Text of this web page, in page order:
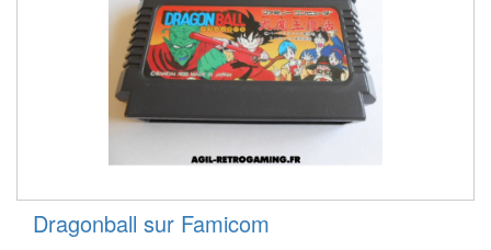
Dragonball sur Famicom